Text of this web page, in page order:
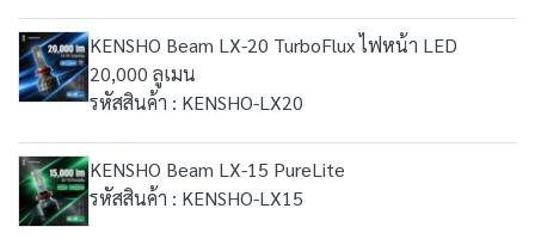
KENSHO Beam LX-20 TurboFlux ไฟหน้า LED
20,000 ลูเมน
รหัสสินค้า : KENSHO-LX20
KENSHO Beam LX-15 PureLite
รหัสสินค้า : KENSHO-LX15